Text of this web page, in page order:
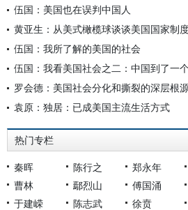
伍国：美国也在误判中国人
黄亚生：从美式橄榄球谈谈美国国家制
伍国：我所了解的美国的社会
伍国：我看美国社会之二：中国到了一
罗会德：美国社会分化和撕裂的深层根
袁原：独居：已成美国主流生活方式
热门专栏
秦晖 陈行之 郑永年
曹林
鄢烈山 傅国涌
于建嵘
陈志武 徐贲